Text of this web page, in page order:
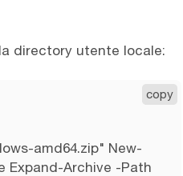
directory utente locale:
amd64.zip" New-
Expand-Archive -Path
copy